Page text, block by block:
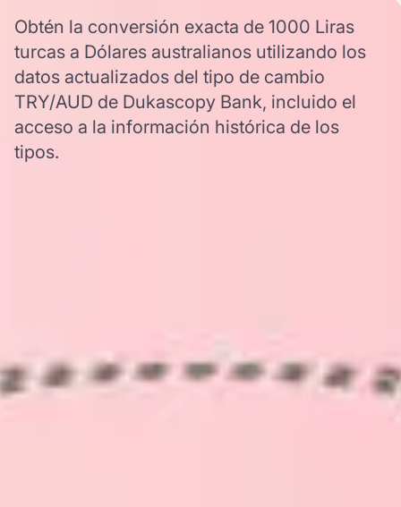
Obtén la conversión exacta de 1000 Liras
turcas a Dólares australianos utilizando los
datos actualizados del tipo de cambio
TRY/AUD de Dukascopy Bank, incluido el
acceso a la información histórica de los
tipos.